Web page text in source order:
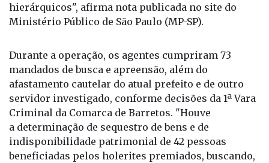
hierárquicos", afirma nota publicada no site do
Ministério Público de São Paulo (MP-SP).
Durante a operação, os agentes cumpriram 73
mandados de busca e apreensão, além do
afastamento cautelar do atual prefeito e de outro
servidor investigado, conforme decisões da 1ª Vara
Criminal da Comarca de Barretos. "Houve
a determinação de sequestro de bens e de
indisponibilidade patrimonial de 42 pessoas
beneficiadas pelos holerites premiados, buscando,